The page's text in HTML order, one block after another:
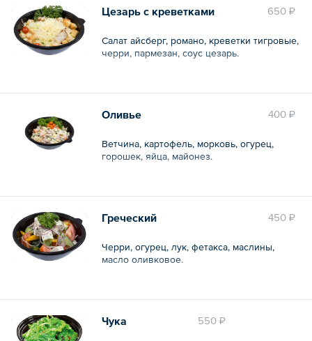
650 ₽
Цезарь с креветками
Салат айсберг, романо, креветки тигровые,
черри, пармезан, соус цезарь.
Общий вес – 250 г
400 ₽
Оливье
Ветчина, картофель, морковь, огурец,
горошек, яйца, майонез.
Общий вес – 250 г
450 ₽
Греческий
Черри, огурец, лук, фетакса, маслины,
масло оливковое.
Общий вес – 250 г
550 ₽
Чука